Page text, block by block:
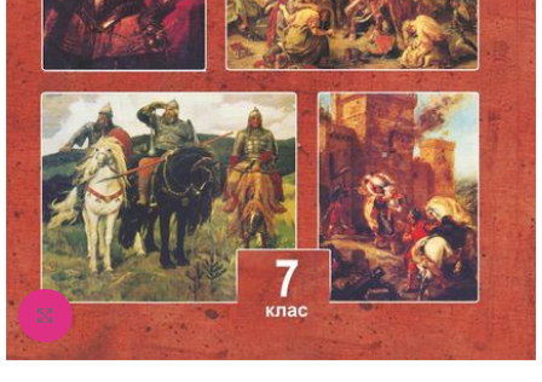
Збільшити зображення